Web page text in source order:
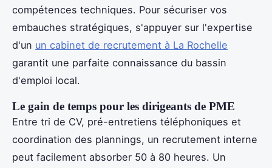
compétences techniques. Pour sécuriser vos
embauches stratégiques, s'appuyer sur l'expertise
d'un un cabinet de recrutement à La Rochelle
garantit une parfaite connaissance du bassin
d'emploi local.
Le gain de temps pour les dirigeants de PME
Entre tri de CV, pré-entretiens téléphoniques et
coordination des plannings, un recrutement interne
peut facilement absorber 50 à 80 heures. Un